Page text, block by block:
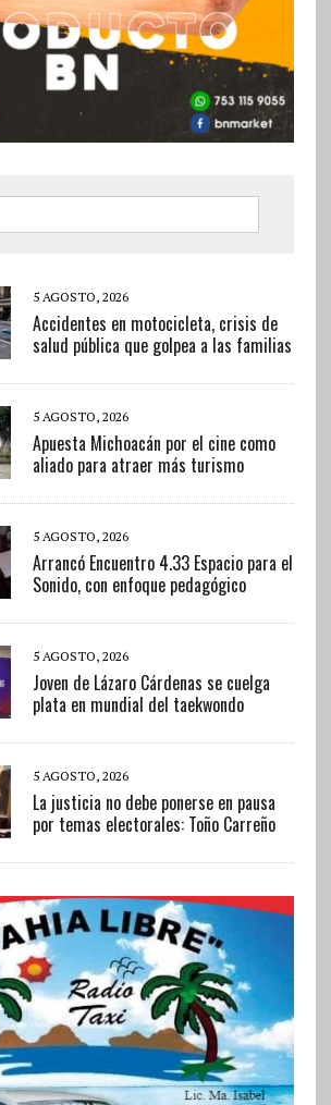
5 AGOSTO, 2026
Accidentes en motocicleta, crisis de
salud pública que golpea a las familias
5 AGOSTO, 2026
Apuesta Michoacán por el cine como
aliado para atraer más turismo
5 AGOSTO, 2026
Arrancó Encuentro 4.33 Espacio para el
Sonido, con enfoque pedagógico
5 AGOSTO, 2026
Joven de Lázaro Cárdenas se cuelga
plata en mundial del taekwondo
5 AGOSTO, 2026
La justicia no debe ponerse en pausa
por temas electorales: Toño Carreño